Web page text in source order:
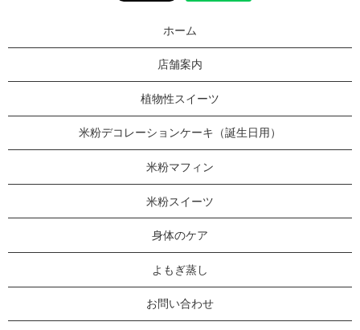
ホーム
店舗案内
植物性スイーツ
米粉デコレーションケーキ（誕生日用）
米粉マフィン
米粉スイーツ
身体のケア
よもぎ蒸し
お問い合わせ